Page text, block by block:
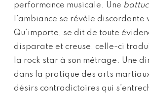
performance musicale. Une
l’ambiance se révèle
Qu’importe, se dit de toute
disparate et creuse, celle-ci
la rock star à son métrage. Une
dans la pratique des arts
désirs contradictoires qui